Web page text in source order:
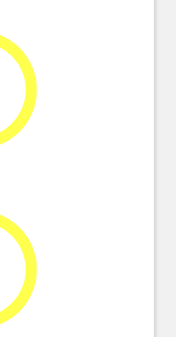
76.4%
76.4%